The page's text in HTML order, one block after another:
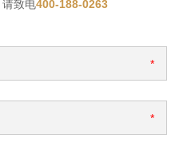
致电400-188-0263
*
*